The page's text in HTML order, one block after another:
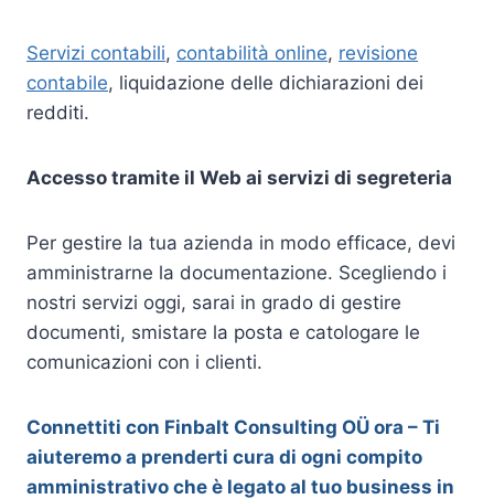
Servizi contabili, contabilità online, revisione
contabile, liquidazione delle dichiarazioni dei
redditi.
Accesso tramite il Web ai servizi di segreteria
Per gestire la tua azienda in modo efficace, devi
amministrarne la documentazione. Scegliendo i
nostri servizi oggi, sarai in grado di gestire
documenti, smistare la posta e catologare le
comunicazioni con i clienti.
Connettiti con Finbalt Consulting OÜ ora – Ti
aiuteremo a prenderti cura di ogni compito
amministrativo che è legato al tuo business in